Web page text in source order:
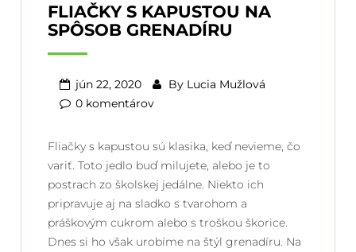
FLIAČKY S KAPUSTOU NA
SPÔSOB GRENADÍRU
jún 22, 2020 By Lucia Mužlová
0 komentárov
Fliačky s kapustou sú klasika, keď nevieme, čo
variť. Toto jedlo buď milujete, alebo je to
postrach zo školskej jedálne. Niekto ich
pripravuje aj na sladko s tvarohom a
práškovým cukrom alebo s troškou škorice.
Dnes si ho však urobíme na štýl grenadíru. Na